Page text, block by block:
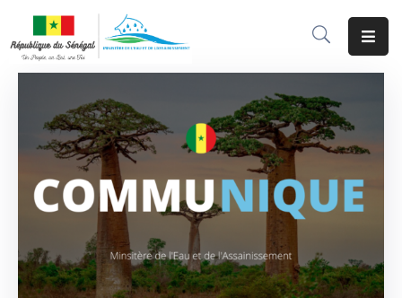
Ministère
Programmes
Services
Aux